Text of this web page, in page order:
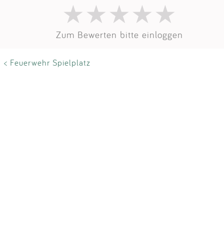
Zum Bewerten bitte einloggen
< Feuerwehr Spielplatz